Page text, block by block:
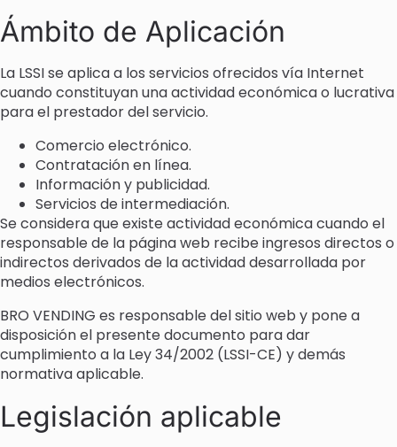
Ámbito de Aplicación
La LSSI se aplica a los servicios ofrecidos vía Internet
cuando constituyan una actividad económica o lucrativa
para el prestador del servicio.
Comercio electrónico.
Contratación en línea.
Información y publicidad.
Servicios de intermediación.
Se considera que existe actividad económica cuando el
responsable de la página web recibe ingresos directos o
indirectos derivados de la actividad desarrollada por
medios electrónicos.
BRO VENDING es responsable del sitio web y pone a
disposición el presente documento para dar
cumplimiento a la Ley 34/2002 (LSSI-CE) y demás
normativa aplicable.
Legislación aplicable